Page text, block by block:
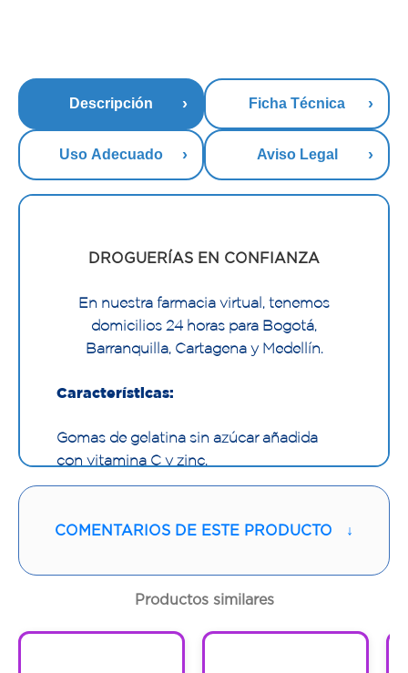
Descripción Ficha Técnica
Uso Adecuado Aviso Legal
DROGUERÍAS EN CONFIANZA
En nuestra farmacia virtual, tenemos
domicilios 24 horas para Bogotá,
Barranquilla, Cartagena y Medellín.
Características:
Gomas de gelatina sin azúcar añadida
con vitamina C y zinc.
COMENTARIOS DE ESTE PRODUCTO ↓
Productos similares